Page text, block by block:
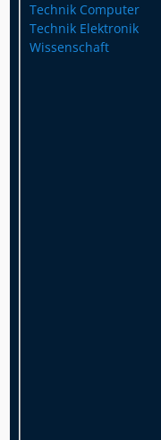
Technik Computer
Technik Elektronik
Wissenschaft